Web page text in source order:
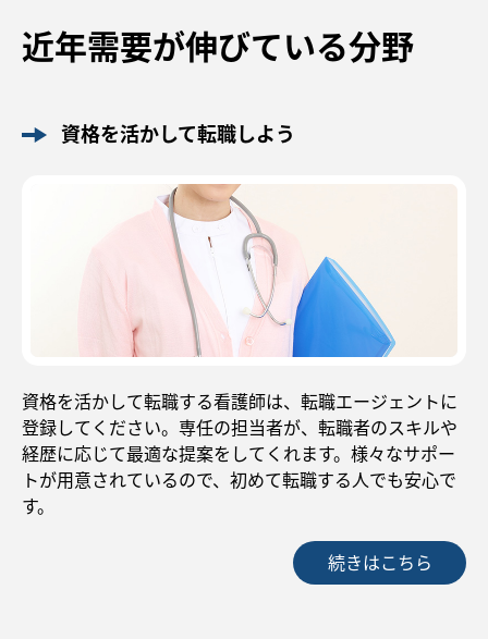
近年需要が伸びている分野
資格を活かして転職しよう
資格を活かして転職する看護師は、転職エージェントに
登録してください。専任の担当者が、転職者のスキルや
経歴に応じて最適な提案をしてくれます。様々なサポー
トが用意されているので、初めて転職する人でも安心で
す。
続きはこちら